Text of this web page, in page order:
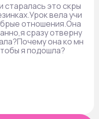
старалась это скры
вела учи
отношения.Она
сразу отверну
она ко мн
я подошла?